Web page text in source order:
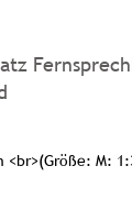
<br>(Größe: M: